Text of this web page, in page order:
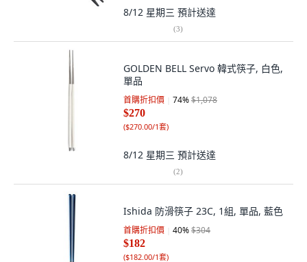
8/12 星期三 預計送達
(3)
GOLDEN BELL Servo 韓式筷子, 白色,
單品
首購折扣價 74%$1,078
$270
($270.00/1套)
8/12 星期三 預計送達
(2)
Ishida 防滑筷子 23C, 1組, 單品, 藍色
首購折扣價 40%$304
$182
($182.00/1套)